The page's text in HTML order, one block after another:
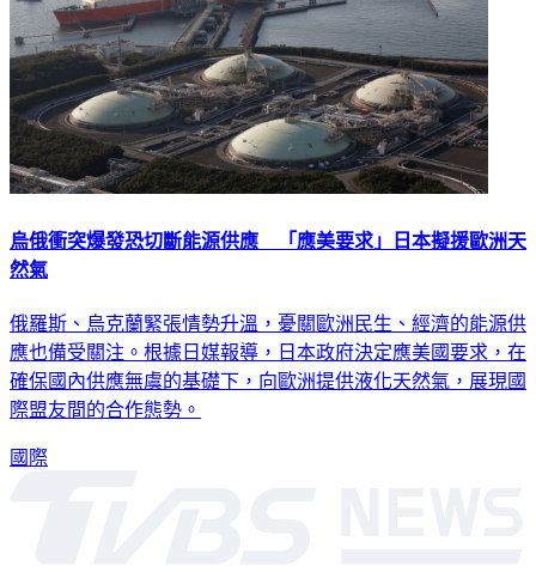
烏俄衝突爆發恐切斷能源供應 「應美要求」日本擬援歐洲天
然氣
俄羅斯、烏克蘭緊張情勢升溫，憂關歐洲民生、經濟的能源供
應也備受關注。根據日媒報導，日本政府決定應美國要求，在
確保國內供應無虞的基礎下，向歐洲提供液化天然氣，展現國
際盟友間的合作態勢。
國際